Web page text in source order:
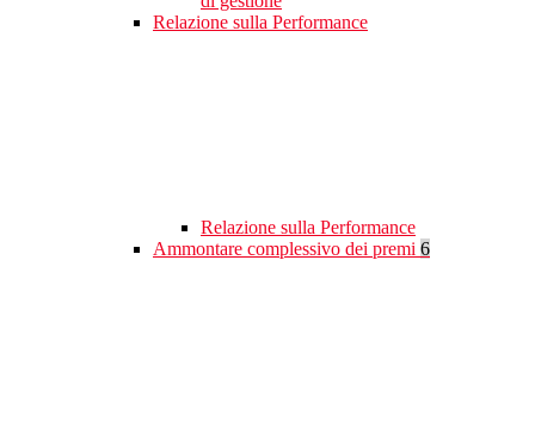
Relazione sulla Performance
Relazione sulla Performance
Ammontare complessivo dei premi 6